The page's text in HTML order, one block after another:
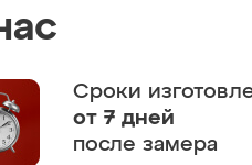
Сроки
от 7 дней
после замера